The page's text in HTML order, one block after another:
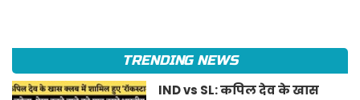
TRENDING NEWS
IND vs SL: कपिल देव के खास